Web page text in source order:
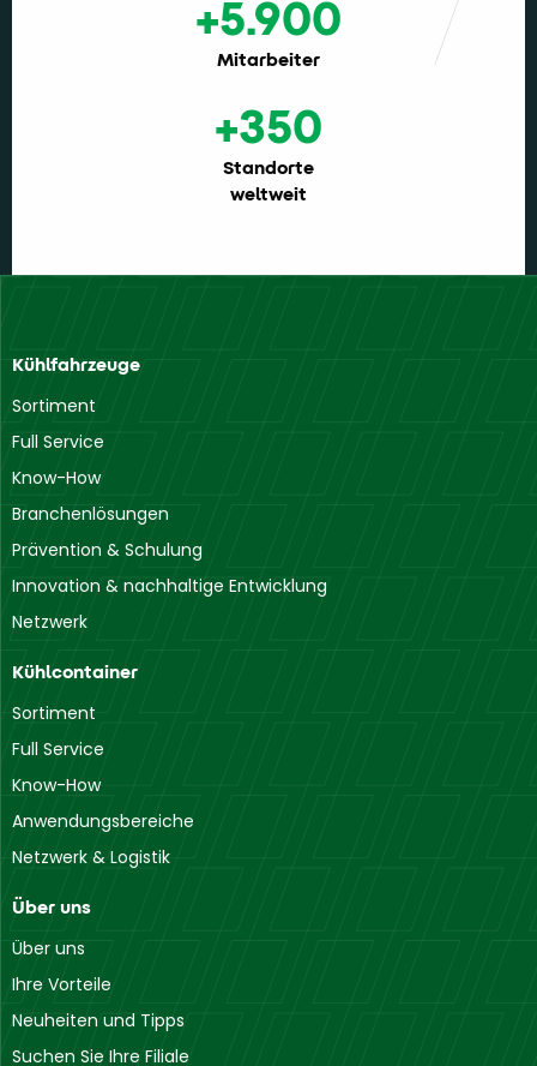
+5.900
Mitarbeiter
+350
Standorte
weltweit
Kühlfahrzeuge
Sortiment
Full Service
Know-How
Branchenlösungen
Prävention & Schulung
Innovation & nachhaltige Entwicklung
Netzwerk
Kühlcontainer
Sortiment
Full Service
Know-How
Anwendungsbereiche
Netzwerk & Logistik
Über uns
Über uns
Ihre Vorteile
Neuheiten und Tipps
Suchen Sie Ihre Filiale